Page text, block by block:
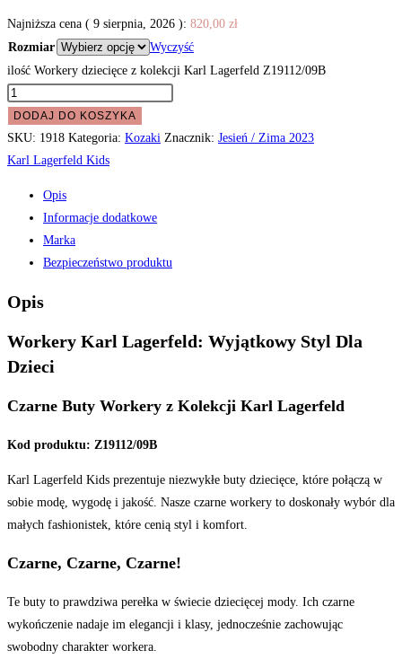
Najniższa cena ( 9 sierpnia, 2026 ): 820,00 zł
Rozmiar
Wyczyść
ilość Workery dziecięce z kolekcji Karl Lagerfeld Z19112/09B
DODAJ DO KOSZYKA
SKU: 1918 Kategoria: Kozaki Znacznik: Jesień / Zima 2023
Karl Lagerfeld Kids
Opis
Informacje dodatkowe
Marka
Bezpieczeństwo produktu
Opis
Workery Karl Lagerfeld: Wyjątkowy Styl Dla
Dzieci
Czarne Buty Workery z Kolekcji Karl Lagerfeld
Kod produktu: Z19112/09B
Karl Lagerfeld Kids prezentuje niezwykłe buty dziecięce, które połączą w
sobie modę, wygodę i jakość. Nasze czarne workery to doskonały wybór dla
małych fashionistek, które cenią styl i komfort.
Czarne, Czarne, Czarne!
Te buty to prawdziwa perełka w świecie dziecięcej mody. Ich czarne
wykończenie nadaje im elegancji i klasy, jednocześnie zachowując
swobodny charakter workera.